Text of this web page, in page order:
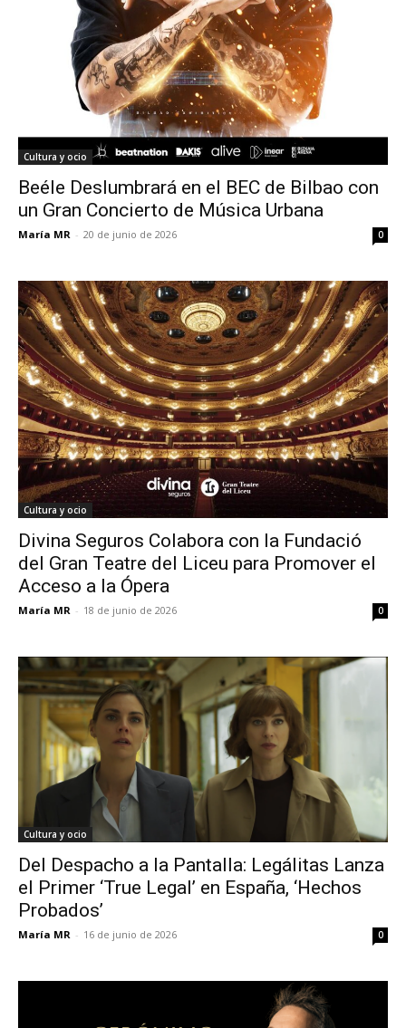
Cultura y ocio
Beéle Deslumbrará en el BEC de Bilbao con
un Gran Concierto de Música Urbana
María MR - 20 de junio de 2026 0
Cultura y ocio
Divina Seguros Colabora con la Fundació
del Gran Teatre del Liceu para Promover el
Acceso a la Ópera
María MR - 18 de junio de 2026 0
Cultura y ocio
Del Despacho a la Pantalla: Legálitas Lanza
el Primer ‘True Legal’ en España, ‘Hechos
Probados’
María MR - 16 de junio de 2026 0